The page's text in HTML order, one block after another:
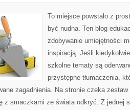
To miejsce powstało z
być nudna. Ten blog
zdobywanie umiejętności
inspiracją. Jeśli
szkolne tematy są
przystępne tłumaczenia,
zagadnienia. Na stronie czeka zestaw
z smaczkami ze świata odkryć. Z jednej